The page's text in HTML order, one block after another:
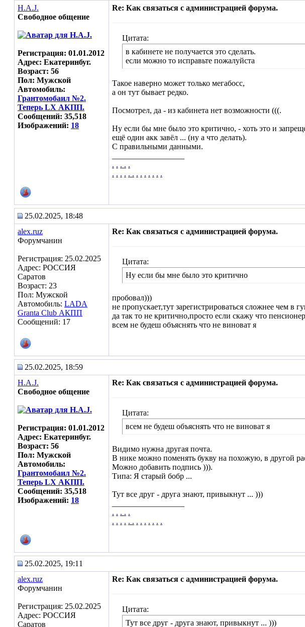
H.A.J.
Свободное общение
Регистрация: 01.01.2012
Адрес: Екатеринбуг.
Возраст: 56
Пол: Мужской
Автомобиль:
Грантомобаил №2.
Теперь LX АКПП.
Сообщений: 35,518
Изображений: 18
Re: Как связаться с администрацией форума.
Цитата:
в кабинете не получается это сделать.
если можно то исправьте пожалуйста
Такое наверно может только мегабосс,
а он тут бывает редко.
Посмотрел, да - из кабинета нет возможности (((.
Ну если бы мне было это критично, - хоть это и
ещё один акк завёл ... (ну а что делать).
С правильными данными.
. . . . .
. . . . . . . . . . . . .
25.02.2025, 18:48
alex.ruz
Форумчанин
Регистрация: 25.02.2025
Адрес: РОССИЯ
Саратов
Возраст: 23
Пол: Мужской
Автомобиль: LADA
Granta Club АКПП
Сообщений: 17
Re: Как связаться с администрацией форума.
Цитата:
Ну если бы мне было это критично
пробовал)))
не пропускает,тут зарегистрироваться сложнее чем в
да так то не критично,просто если скажу что
всем не будеш объяснять что не виноват я
25.02.2025, 18:59
H.A.J.
Свободное общение
Регистрация: 01.01.2012
Адрес: Екатеринбуг.
Возраст: 56
Пол: Мужской
Автомобиль:
Грантомобаил №2.
Теперь LX АКПП.
Сообщений: 35,518
Изображений: 18
Re: Как связаться с администрацией форума.
Цитата:
всем не будеш объяснять что не виноват я
Видимо нужна другая почта.
В нике можно поменять букву на похожую, в другой
Можно добавить подпись ))).
Типа: Я старый бобр ...
Тут все друг - друга знают, привыкнут ... )))
. . . . .
. . . . . . . . . . . . .
25.02.2025, 19:11
alex.ruz
Форумчанин
Регистрация: 25.02.2025
Адрес: РОССИЯ
Саратов
Re: Как связаться с администрацией форума.
Цитата:
Тут все друг - друга знают, привыкнут ... )))